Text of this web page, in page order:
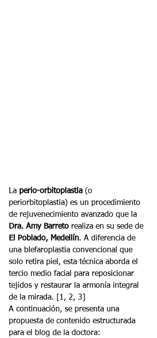
La perio-orbitoplastia (o
periorbitoplastia) es un procedimiento
de rejuvenecimiento avanzado que la
Dra. Amy Barreto realiza en su sede de
El Poblado, Medellín. A diferencia de
una blefaroplastia convencional que
solo retira piel, esta técnica aborda el
tercio medio facial para reposicionar
tejidos y restaurar la armonía integral
de la mirada. [1, 2, 3]
A continuación, se presenta una
propuesta de contenido estructurada
para el blog de la doctora: